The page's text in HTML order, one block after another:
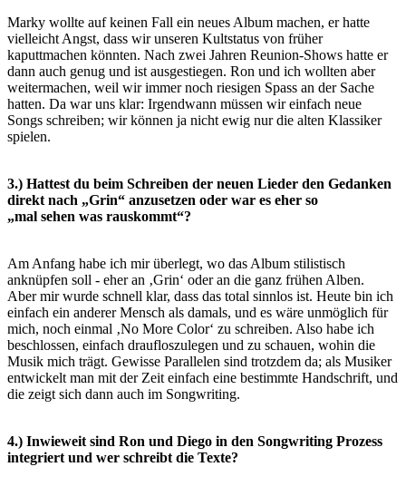
Marky wollte auf keinen Fall ein neues Album machen, er hatte
vielleicht Angst, dass wir unseren Kultstatus von früher
kaputtmachen könnten. Nach zwei Jahren Reunion-Shows hatte er
dann auch genug und ist ausgestiegen. Ron und ich wollten aber
weitermachen, weil wir immer noch riesigen Spass an der Sache
hatten. Da war uns klar: Irgendwann müssen wir einfach neue
Songs schreiben; wir können ja nicht ewig nur die alten Klassiker
spielen.
3.) Hattest du beim Schreiben der neuen Lieder den Gedanken
direkt nach „Grin“ anzusetzen oder war es eher so
„mal sehen was rauskommt“?
Am Anfang habe ich mir überlegt, wo das Album stilistisch
anknüpfen soll - eher an ‚Grin‘ oder an die ganz frühen Alben.
Abermir wurde schnell klar, dass das total sinnlos ist. Heute bin ich
einfach ein anderer Mensch als damals, und es wäre unmöglich für
mich, noch einmal ‚No More Color‘ zu schreiben. Also habe ich
beschlossen, einfach draufloszulegen und zu schauen, wohin die
Musik mich trägt. Gewisse Parallelen sind trotzdem da; als Musiker
entwickelt man mit der Zeit einfach eine bestimmte Handschrift, und
die zeigt sich dann auch im Songwriting.
4.) Inwieweit sind Ron und Diego in den Songwriting Prozess
integriert und wer schreibt die Texte?